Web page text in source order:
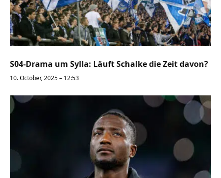
S04-Drama um Sylla: Läuft Schalke die Zeit davon?
10. October, 2025 – 12:53